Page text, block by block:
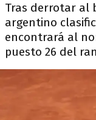
Tras derrotar al
argentino
encontrará al
puesto 26 del